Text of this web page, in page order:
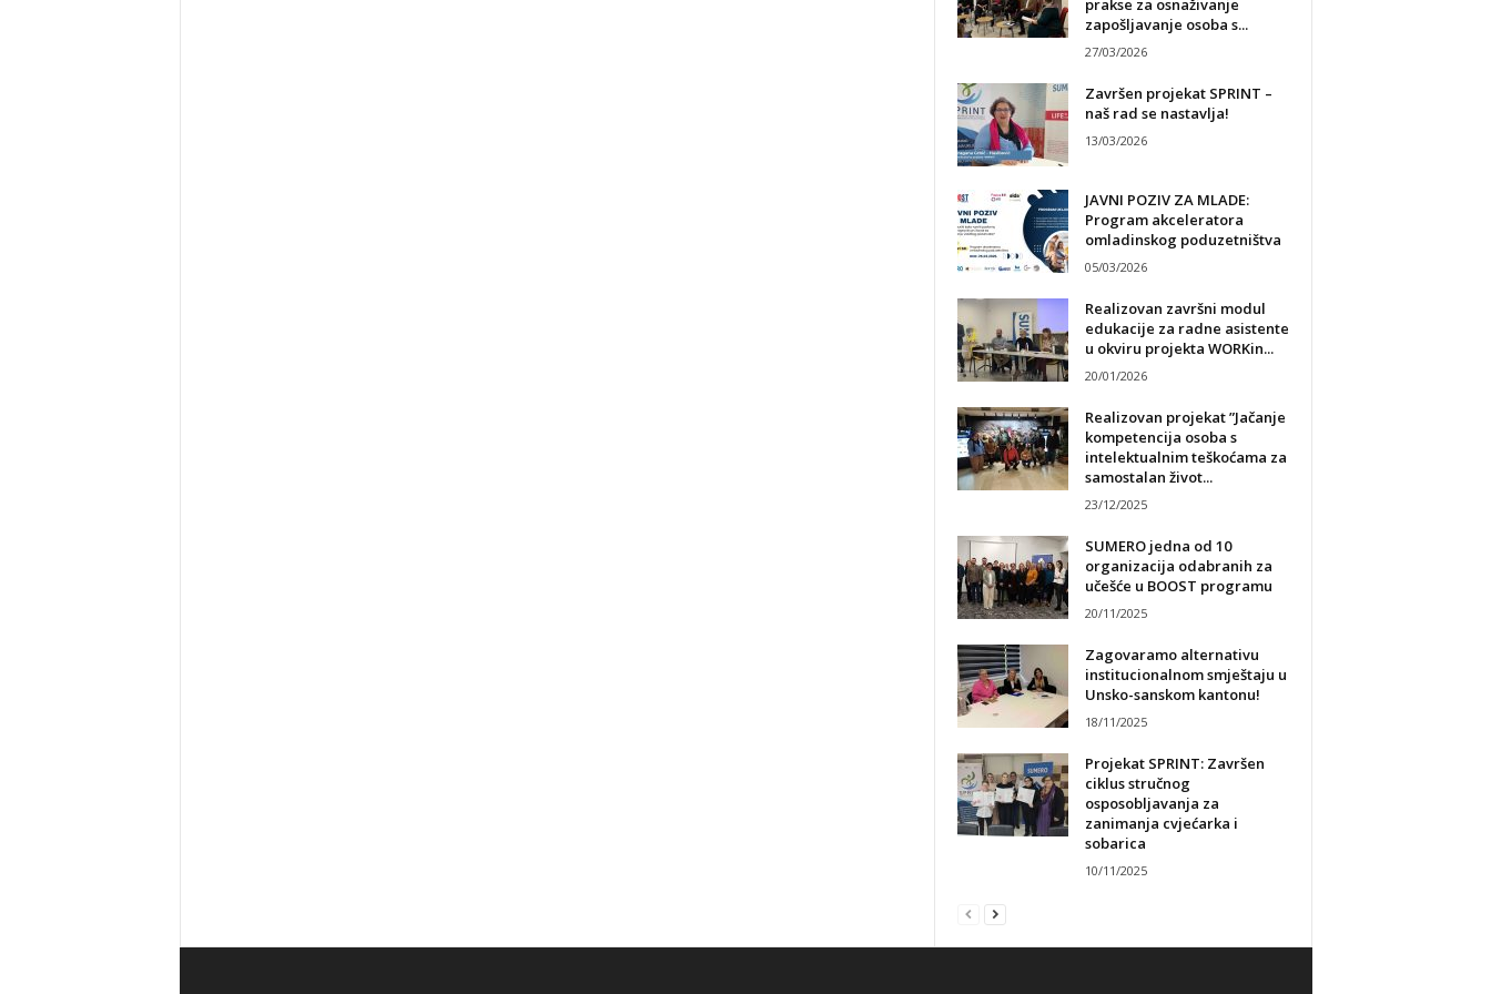
prakse za osnaživanje
zapošljavanje osoba s...
27/03/2026
Završen projekat SPRINT –
naš rad se nastavlja!
13/03/2026
JAVNI POZIV ZA MLADE:
Program akceleratora
omladinskog poduzetništva
05/03/2026
Realizovan završni modul
edukacije za radne asistente
u okviru projekta WORKin...
20/01/2026
Realizovan projekat ”Jačanje
kompetencija osoba s
intelektualnim teškoćama za
samostalan život...
23/12/2025
SUMERO jedna od 10
organizacija odabranih za
učešće u BOOST programu
20/11/2025
Zagovaramo alternativu
institucionalnom smještaju u
Unsko-sanskom kantonu!
18/11/2025
Projekat SPRINT: Završen
ciklus stručnog
osposobljavanja za
zanimanja cvjećarka i
sobarica
10/11/2025